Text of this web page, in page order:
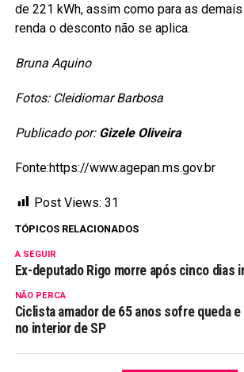
de 221 kWh, assim como para as
renda o desconto não se aplica.
Bruna Aquino
Fotos: Cleidiomar Barbosa
Publicado por: Gizele Oliveira
Fonte:https://www.agepan.ms.gov.br
Post Views: 31
TÓPICOS RELACIONADOS
A SEGUIR
Ex-deputado Rigo morre após cinco dias
NÃO PERCA
Ciclista amador de 65 anos sofre queda
no interior de SP